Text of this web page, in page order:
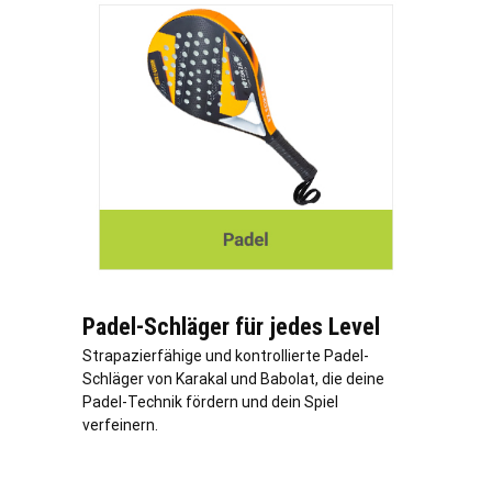
Padel-Schläger für jedes Level
Strapazierfähige und kontrollierte Padel-
Schläger von Karakal und Babolat, die deine
Padel-Technik fördern und dein Spiel
verfeinern.